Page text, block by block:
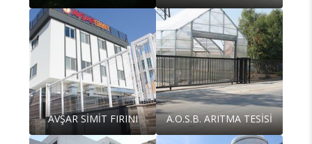
AVŞAR SİMİT FIRINI A.O.S.B. ARITMA TESİSİ